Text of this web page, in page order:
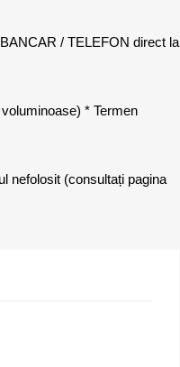
/ TELEFON direct la
* Termen
nefolosit (consultați pagina